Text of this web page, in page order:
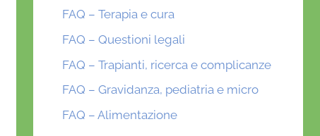
FAQ – Terapia e cura
FAQ – Questioni legali
FAQ – Trapianti, ricerca e complicanze
FAQ – Gravidanza, pediatria e micro
FAQ – Alimentazione